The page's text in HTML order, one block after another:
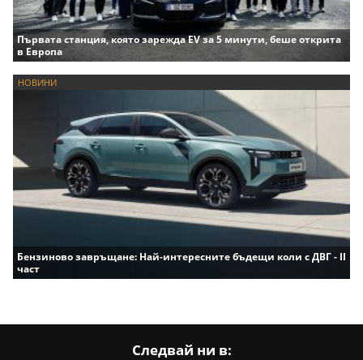
Първата станция, която зарежда EV за 5 минути, беше открита
в Европа
НОВИНИ
Бензиново завръщане: Най-интересните бъдещи коли с ДВГ - II
част
Следвай ни в: